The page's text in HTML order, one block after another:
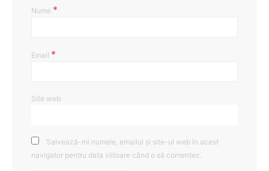
Nume *
Email *
Site web
Salvează-mi numele, emailul și site-ul web în acest
navigator pentru data viitoare când o să comentez.